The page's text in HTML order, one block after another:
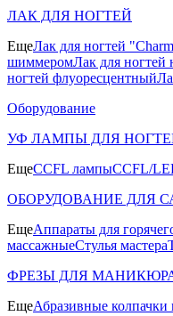
ЛАК ДЛЯ НОГТЕЙ
ЕщеЛак для ногтей
шиммеромЛак для
ногтей флуоресцентный
Оборудование
УФ ЛАМПЫ ДЛЯ
ЕщеCCFL лампыCCFL/
ОБОРУДОВАНИЕ ДЛЯ
ЕщеАппараты для
массажныеСтулья мастера
ФРЕЗЫ ДЛЯ
ЕщеАбразивные